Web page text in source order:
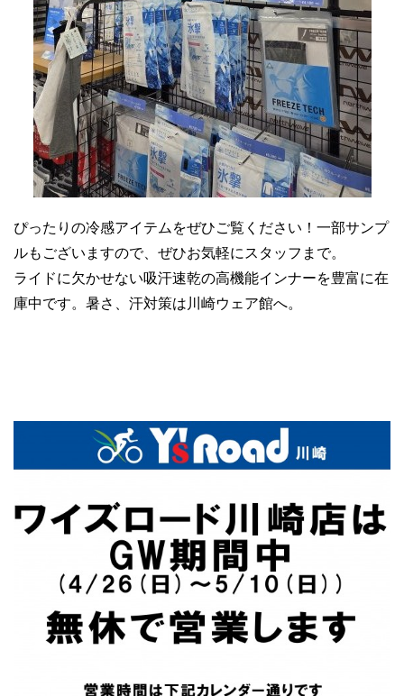
ぴったりの冷感アイテムをぜひご覧ください！一部サンプ
ルもございますので、ぜひお気軽にスタッフまで。
ライドに欠かせない吸汗速乾の高機能インナーを豊富に在
庫中です。暑さ、汗対策は川崎ウェア館へ。